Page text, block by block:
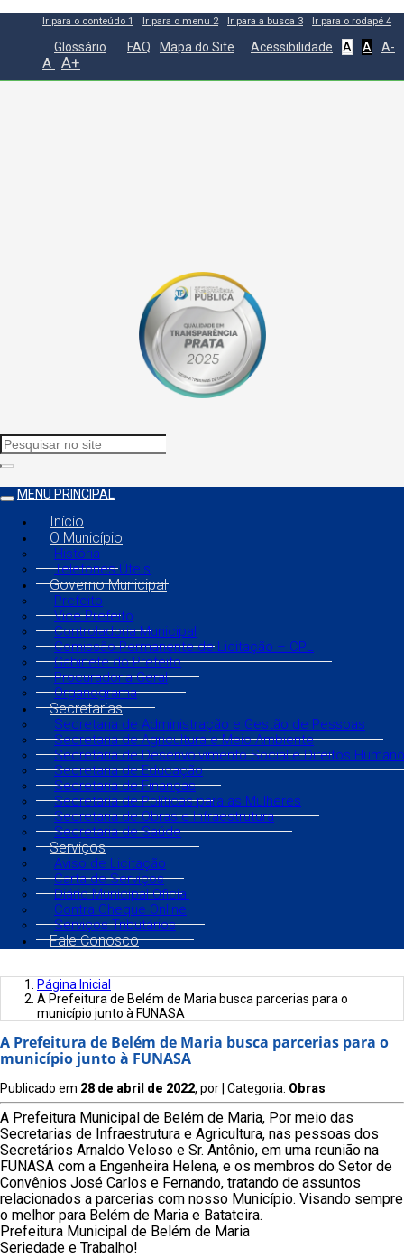
Ir para o conteúdo 1 Ir para o menu 2 Ir para a busca 3 Ir para o rodapé 4
Glossário FAQ Mapa do Site Acessibilidade A A A-
A A+
MENU PRINCIPAL
Início
O Município
História
Telefones Úteis
Governo Municipal
Prefeito
Vice Prefeito
Controladoria Municipal
Comissão Permanente de Licitação – CPL
Gabinete do Prefeito
Procuradoria Geral
Organograma
Secretarias
Secretaria de Administração e Gestão de Pessoas
Secretaria de Agricultura e Meio Ambiente
Secretaria de Desenvolvimento Social e Direitos
Secretaria de Educação
Secretaria de Finanças
Secretaria de Políticas para as Mulheres
Secretaria de Obras e Infraestrutura
Secretaria de Saúde
Serviços
Aviso de Licitação
Carta de Serviços
Diário Municipal Oficial
Contra Cheque Online
Serviços Tributários
Fale Conosco
Página Inicial
A Prefeitura de Belém de Maria busca parcerias para o
município junto à FUNASA
A Prefeitura de Belém de Maria busca parcerias para o
município junto à FUNASA
Publicado em 28 de abril de 2022, por | Categoria: Obras
A Prefeitura Municipal de Belém de Maria, Por meio das
Secretarias de Infraestrutura e Agricultura, nas pessoas dos
Secretários Arnaldo Veloso e Sr. Antônio, em uma reunião na
FUNASA com a Engenheira Helena, e os membros do Setor de
Convênios José Carlos e Fernando, tratando de assuntos
relacionados a parcerias com nosso Município. Visando sempre
o melhor para Belém de Maria e Batateira.
Prefeitura Municipal de Belém de Maria
Seriedade e Trabalho!